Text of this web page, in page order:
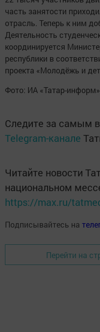
часть занятости
отрасль. Теперь к ним
Деятельность
координируется
республики в
проекта «Молодёжь и
Фото: ИА «Татар-информ»
Следите за самым
Telegram-канале
Читайте новости
национальном
https://max.ru/
Подписывайтесь на
Перейти на